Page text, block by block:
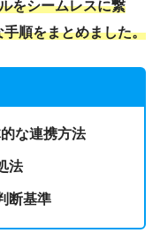
をシームレスに繋
順をまとめました。
な連携方法
法
断基準